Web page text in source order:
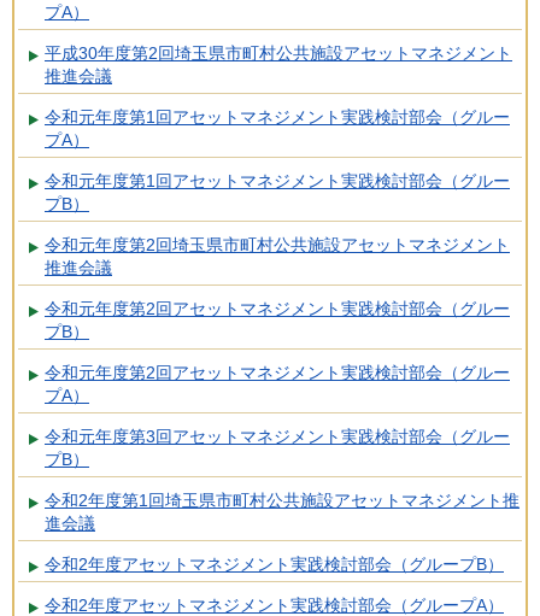
プA）
平成30年度第2回埼玉県市町村公共施設アセットマネジメント
推進会議
令和元年度第1回アセットマネジメント実践検討部会（グルー
プA）
令和元年度第1回アセットマネジメント実践検討部会（グルー
プB）
令和元年度第2回埼玉県市町村公共施設アセットマネジメント
推進会議
令和元年度第2回アセットマネジメント実践検討部会（グルー
プB）
令和元年度第2回アセットマネジメント実践検討部会（グルー
プA）
令和元年度第3回アセットマネジメント実践検討部会（グルー
プB）
令和2年度第1回埼玉県市町村公共施設アセットマネジメント推
進会議
令和2年度アセットマネジメント実践検討部会（グループB）
令和2年度アセットマネジメント実践検討部会（グループA）